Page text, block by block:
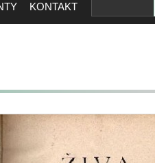
KONTAKT